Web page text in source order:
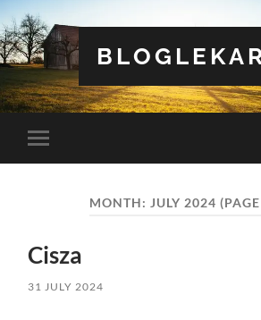
Toggle
mobile
MONTH: JULY 2024
Cisza
31 JULY 2024